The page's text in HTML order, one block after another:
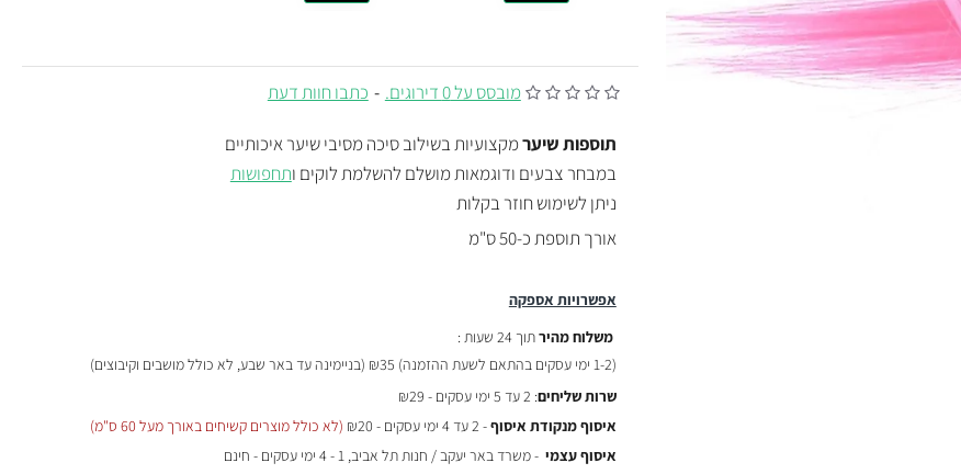
מובסס על 0 דירוגים. - כתבו חוות דעת
אפשרויות אספקה
משלוח מהירתוך 24 שעות :
(1-2 ימי עסקים בהתאם לשעת ההזמנה)
₪35 (בניימינה עד באר שבע, לא כולל מושבים וקיבוצים)
שרות שליחים: 2 עד 5 ימי עסקים - ₪29
איסוף מנקודת איסוף- 2 עד 4 ימי עסקים - ₪20
(לא כולל מוצרים קשיחים באורך מעל 60 ס"מ)
איסוף עצמי - משרד באר יעקב / חנות תל אביב, 1 - 4 ימי עסקים - חינם
תוספות שיערמקצועיות בשילוב סיכה מסיבי שיער איכותיים
במבחר צבעים ודוגמאות מושלם להשלמת לוקים ותחפושות
ניתן לשימוש חוזר בקלות
אורך תוספת כ-50 ס"מ